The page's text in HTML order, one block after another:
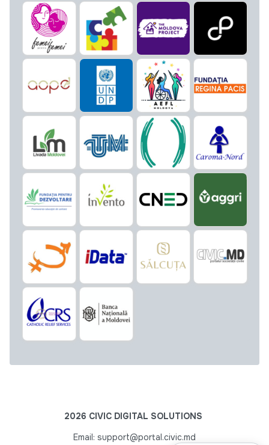
2026 CIVIC DIGITAL SOLUTIONS
Email: support@portal.civic.md